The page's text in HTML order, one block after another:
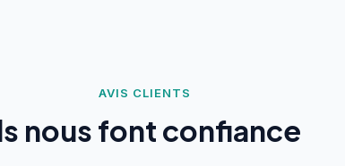
AVIS CLIENTS
nous font confiance